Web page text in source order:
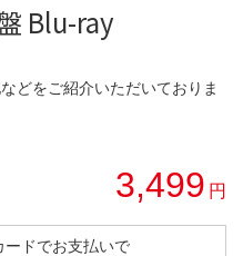
Blu-ray
どをご紹介いただいておりま
3,499 円
ードでお支払いで